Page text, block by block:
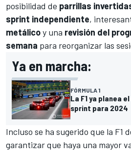
posibilidad de parrillas
sprint independiente,
metálicoy una revisión del
semana para reorganizar las
Ya en marcha:
FÓRMULA 1
La F1 ya planea
sprint para 2024
Incluso se ha sugerido que la F1
garantizar que haya una mayor